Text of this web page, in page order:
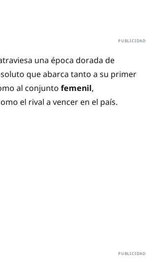
una época dorada de
que abarca tanto a su primer
al conjunto femenil,
el rival a vencer en el país.